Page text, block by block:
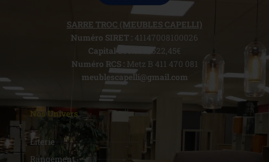
SARRE TROC (MEUBLES CAPELLI)
Numéro SIRET : 41147008100026
Capital Social :
7622,45€
Numéro RCS : Metz B 411 470 081
meublescapelli@gmail.com
Nos Univers
Literie
Rangement